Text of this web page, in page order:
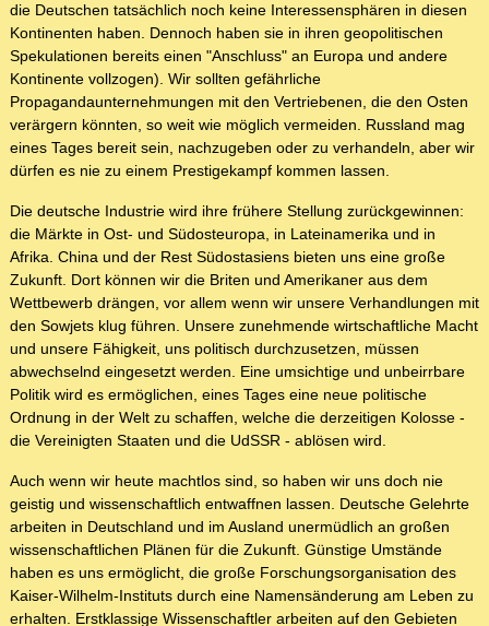
die Deutschen tatsächlich noch keine Interessensphären in diesen
Kontinenten haben. Dennoch haben sie in ihren geopolitischen
Spekulationen bereits einen "Anschluss" an Europa und andere
Kontinente vollzogen). Wir sollten gefährliche
Propagandaunternehmungen mit den Vertriebenen, die den Osten
verärgern könnten, so weit wie möglich vermeiden. Russland mag
eines Tages bereit sein, nachzugeben oder zu verhandeln, aber wir
dürfen es nie zu einem Prestigekampf kommen lassen.
Die deutsche Industrie wird ihre frühere Stellung zurückgewinnen:
die Märkte in Ost- und Südosteuropa, in Lateinamerika und in
Afrika. China und der Rest Südostasiens bieten uns eine große
Zukunft. Dort können wir die Briten und Amerikaner aus dem
Wettbewerb drängen, vor allem wenn wir unsere Verhandlungen mit
den Sowjets klug führen. Unsere zunehmende wirtschaftliche Macht
und unsere Fähigkeit, uns politisch durchzusetzen, müssen
abwechselnd eingesetzt werden. Eine umsichtige und unbeirrbare
Politik wird es ermöglichen, eines Tages eine neue politische
Ordnung in der Welt zu schaffen, welche die derzeitigen Kolosse -
die Vereinigten Staaten und die UdSSR - ablösen wird.
Auch wenn wir heute machtlos sind, so haben wir uns doch nie
geistig und wissenschaftlich entwaffnen lassen. Deutsche Gelehrte
arbeiten in Deutschland und im Ausland unermüdlich an großen
wissenschaftlichen Plänen für die Zukunft. Günstige Umstände
haben es uns ermöglicht, die große Forschungsorganisation des
Kaiser-Wilhelm-Instituts durch eine Namensänderung am Leben zu
erhalten. Erstklassige Wissenschaftler arbeiten auf den Gebieten